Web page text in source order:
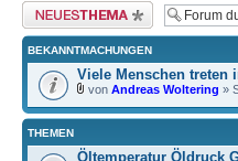
Neues Thema erstellen
BEKANNTMACHUNGEN
Viele Menschen treten
von Andreas Woltering »
THEMEN
Öltemperatur Öldruck